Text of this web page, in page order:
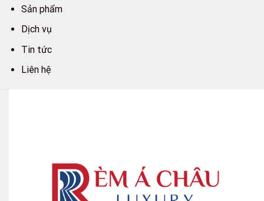
Sản phẩm
Dịch vụ
Tin tức
Liên hệ